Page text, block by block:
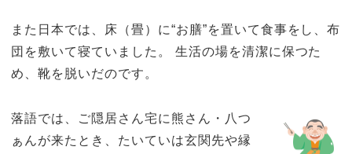
また日本では、床（畳）に“お膳”を置いて食事をし、布
団を敷いて寝ていました。 生活の場を清潔に保つた
め、靴を脱いだのです。
落語では、ご隠居さん宅に熊さん・八つ
ぁんが来たとき、たいていは玄関先や縁